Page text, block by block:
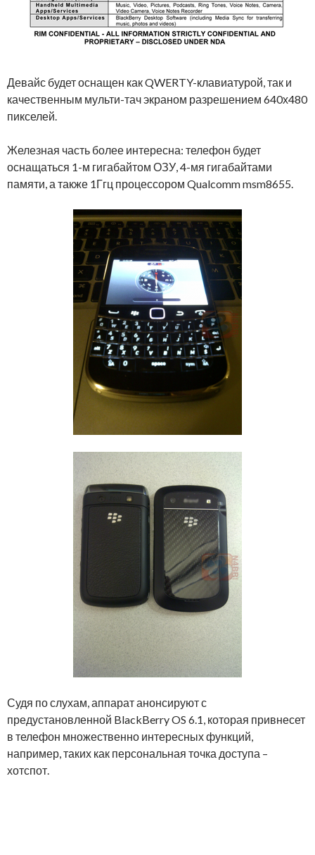
Девайс будет оснащен как QWERTY-клавиатурой, так и
качественным мульти-тач экраном разрешением 640х480
пикселей.
Железная часть более интересна: телефон будет
оснащаться 1-м гигабайтом ОЗУ, 4-мя гигабайтами
памяти, а также 1Ггц процессором Qualcomm msm8655.
Судя по слухам, аппарат анонсируют с
предустановленной BlackBerry OS 6.1, которая привнесет
в телефон множественно интересных функций,
например, таких как персональная точка доступа –
хотспот.